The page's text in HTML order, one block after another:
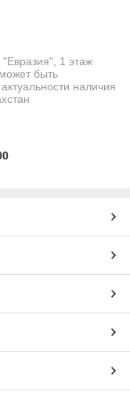
1 этаж
быть
наличия